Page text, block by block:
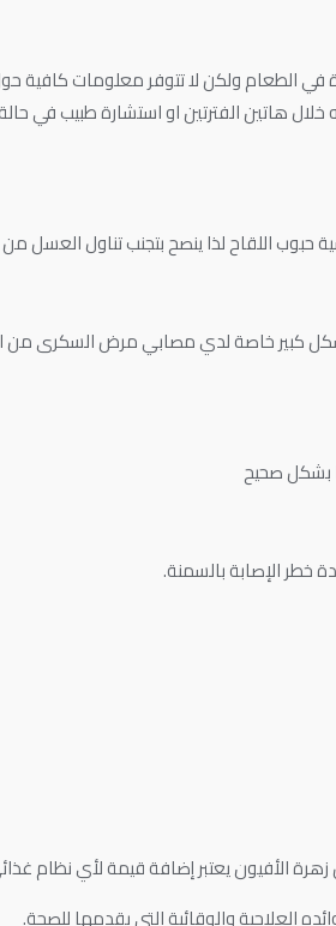
ولكن لا تتوفر معلومات كافية
هاتين الفترتين او استشارة طبيب في
اللقاح لذا ينصح بتجنب تناول العسل من
كبير خاصة لدي مصابي مرض السكرى من
بشكل صحيح
خطر الإصابة بالسمنة.
الأفيون يعتبر إضافة قيمة لأي نظام
العلاجية والوقائية التي يقدمها للصحة.